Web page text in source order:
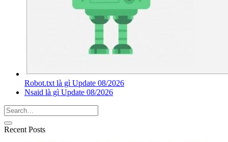
Robot.txt là gì Update 08/2026
Nsaid là gì Update 08/2026
Recent Posts